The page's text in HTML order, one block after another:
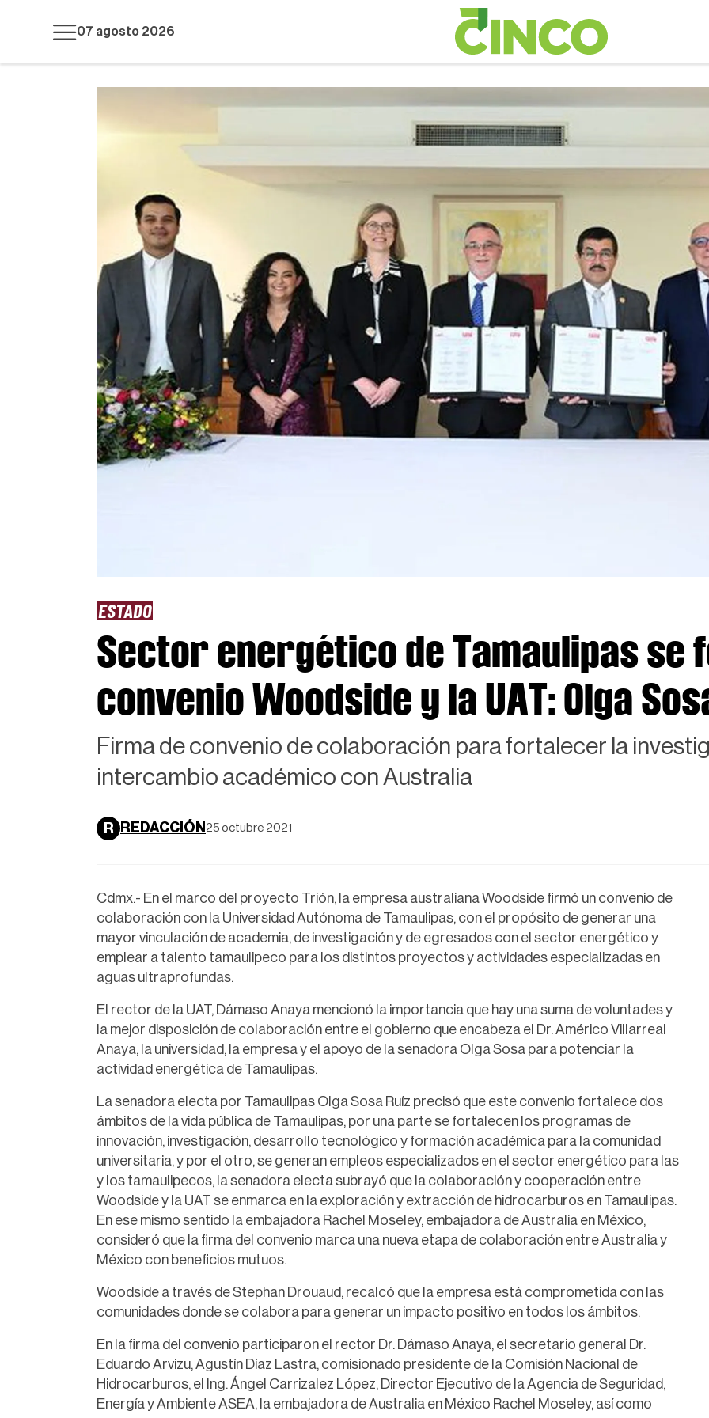
07 agosto 2026
ESTADO
Sector energético de Tamaulipas se
convenio Woodside y la UAT: Olga
Firma de convenio de colaboración para fortalecer la
intercambio académico con Australia
R REDACCIÓN 25 octubre 2021
Cdmx.- En el marco del proyecto Trión, la empresa australiana Woodside firmó un convenio de
colaboración con la Universidad Autónoma de Tamaulipas, con el propósito de generar una
mayor vinculación de academia, de investigación y de egresados con el sector energético y
emplear a talento tamaulipeco para los distintos proyectos y actividades especializadas en
aguas ultraprofundas.
El rector de la UAT, Dámaso Anaya mencionó la importancia que hay una suma de voluntades y
la mejor disposición de colaboración entre el gobierno que encabeza el Dr. Américo Villarreal
Anaya, la universidad, la empresa y el apoyo de la senadora Olga Sosa para potenciar la
actividad energética de Tamaulipas.
La senadora electa por Tamaulipas Olga Sosa Ruíz precisó que este convenio fortalece dos
ámbitos de la vida pública de Tamaulipas, por una parte se fortalecen los programas de
innovación, investigación, desarrollo tecnológico y formación académica para la comunidad
universitaria, y por el otro, se generan empleos especializados en el sector energético para las
y los tamaulipecos, la senadora electa subrayó que la colaboración y cooperación entre
Woodside y la UAT se enmarca en la exploración y extracción de hidrocarburos en Tamaulipas.
En ese mismo sentido la embajadora Rachel Moseley, embajadora de Australia en México,
consideró que la firma del convenio marca una nueva etapa de colaboración entre Australia y
México con beneficios mutuos.
Woodside a través de Stephan Drouaud, recalcó que la empresa está comprometida con las
comunidades donde se colabora para generar un impacto positivo en todos los ámbitos.
En la firma del convenio participaron el rector Dr. Dámaso Anaya, el secretario general Dr.
Eduardo Arvizu, Agustín Díaz Lastra, comisionado presidente de la Comisión Nacional de
Hidrocarburos, el Ing. Ángel Carrizalez López, Director Ejecutivo de la Agencia de Seguridad,
Energía y Ambiente ASEA, la embajadora de Australia en México Rachel Moseley, así como